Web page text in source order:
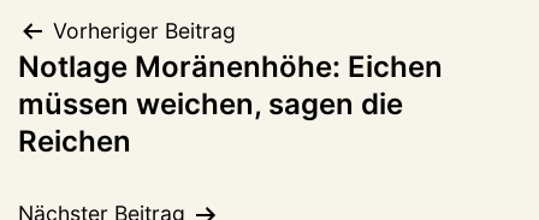
Beitragsnavigation
Vorheriger Beitrag
Notlage Moränenhöhe: Eichen
müssen weichen, sagen die
Reichen
Nächster Beitrag